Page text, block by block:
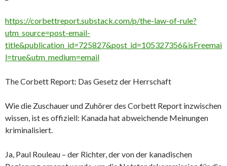
https://corbettreport.substack.com/p/the-law-of-rule?
utm_source=post-email-
title&publication_id=725827&post_id=105327356&isFreemai
l=true&utm_medium=email
The Corbett Report: Das Gesetz der Herrschaft
Wie die Zuschauer und Zuhörer des Corbett Report inzwischen
wissen, ist es offiziell: Kanada hat abweichende Meinungen
kriminalisiert.
Ja, Paul Rouleau – der Richter, der von der kanadischen